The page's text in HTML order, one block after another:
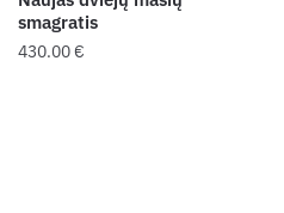
smagratis
430.00€